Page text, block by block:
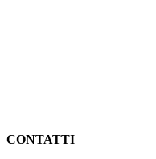
CONTATTI